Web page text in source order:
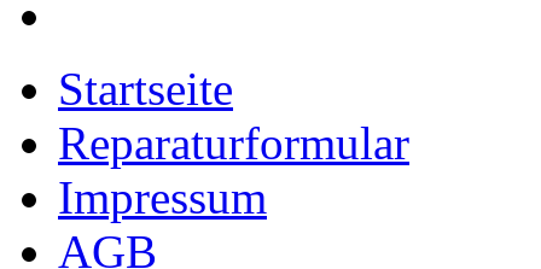
Startseite
Reparaturformular
Impressum
AGB